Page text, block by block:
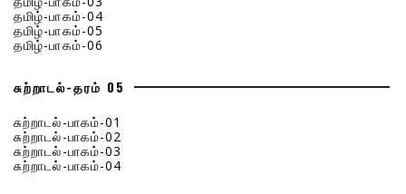
தமிழ்-பாகம்-04
தமிழ்-பாகம்-05
தமிழ்-பாகம்-06
சுற்றாடல்-தரம் 05
சுற்றாடல்-பாகம்-01
சுற்றாடல்-பாகம்-02
சுற்றாடல்-பாகம்-03
சுற்றாடல்-பாகம்-04